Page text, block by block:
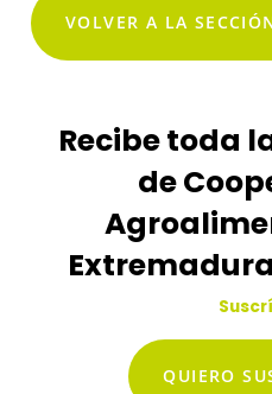
VOLVER A LA
Recibe toda
de
QUIERO